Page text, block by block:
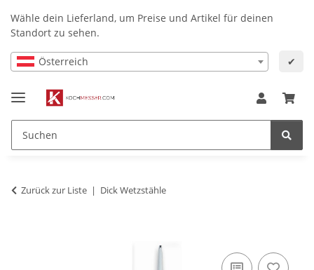
Wähle dein Lieferland, um Preise und Artikel für deinen
Standort zu sehen.
Österreich ✔
Zurück zur Liste Dick Wetzstähle